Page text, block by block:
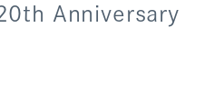
Anniversary